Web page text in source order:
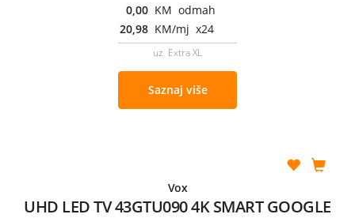
0,00 KM odmah
20,98 KM/mj x24
uz Extra XL
Saznaj više
Vox
UHD LED TV 43GTU090 4K SMART GOOGLE